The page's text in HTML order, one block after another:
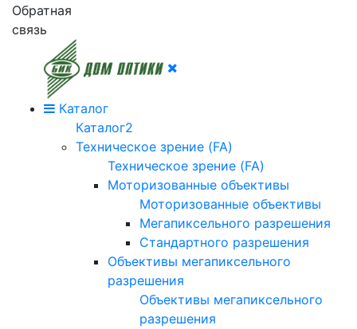
Обратная
связь
Каталог
Каталог2
Техническое зрение (FA)
Техническое зрение (FA)
Моторизованные объективы
Моторизованные объективы
Мегапиксельного разрешения
Стандартного разрешения
Объективы мегапиксельного
разрешения
Объективы мегапиксельного
разрешения